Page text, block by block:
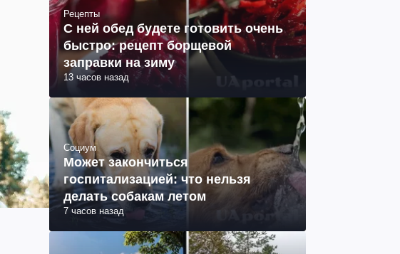
Рецепты
С ней обед будете готовить очень
быстро: рецепт борщевой
заправки на зиму
13 часов назад
Социум
Может закончиться
госпитализацией: что нельзя
делать собакам летом
7 часов назад